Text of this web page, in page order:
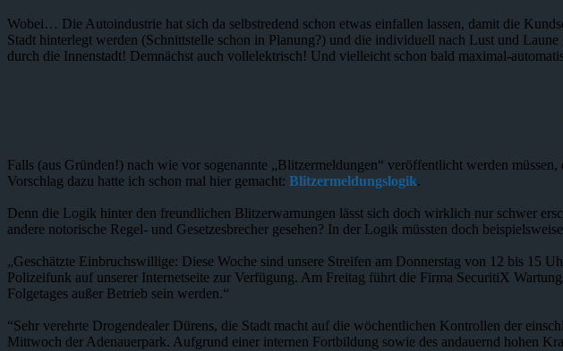
Wobei… Die Autoindustrie hat sich da selbstredend schon etwas einfallen lassen, damit die
Stadt hinterlegt werden (Schnittstelle schon in Planung?) und die individuell nach Lust und
durch die Innenstadt! Demnächst auch vollelektrisch! Und vielleicht schon bald maximal-
Falls (aus Gründen!) nach wie vor sogenannte „Blitzermeldungen“ veröffentlicht werden
Vorschlag dazu hatte ich schon mal hier gemacht: Blitzermeldungslogik.
Denn die Logik hinter den freundlichen Blitzerwarnungen lässt sich doch wirklich nur schwer
andere notorische Regel- und Gesetzesbrecher gesehen? In der Logik müssten doch
„Geschätzte Einbruchswillige: Diese Woche sind unsere Streifen am Donnerstag von 12 bis 15
Polizeifunk auf unserer Internetseite zur Verfügung. Am Freitag führt die Firma SecuritiX
Folgetages außer Betrieb sein werden.“
“Sehr verehrte Drogendealer Dürens, die Stadt macht auf die wöchentlichen Kontrollen der
Mittwoch der Adenauerpark. Aufgrund einer internen Fortbildung sowie des andauernd hohen